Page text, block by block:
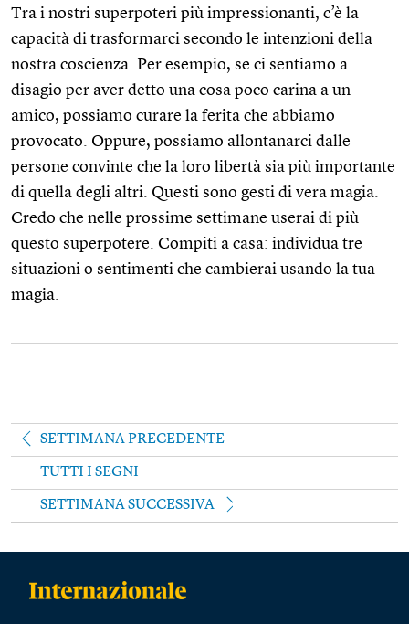
Tra i nostri superpoteri più impressionanti, c’è la
capacità di trasformarci secondo le intenzioni della
nostra coscienza. Per esempio, se ci sentiamo a
disagio per aver detto una cosa poco carina a un
amico, possiamo curare la ferita che abbiamo
provocato. Oppure, possiamo allontanarci dalle
persone convinte che la loro libertà sia più importante
di quella degli altri. Questi sono gesti di vera magia.
Credo che nelle prossime settimane userai di più
questo superpotere. Compiti a casa: individua tre
situazioni o sentimenti che cambierai usando la tua
magia.
SETTIMANA PRECEDENTE
TUTTI I SEGNI
SETTIMANA SUCCESSIVA